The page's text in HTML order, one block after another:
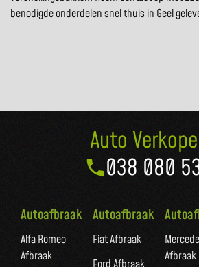
benodigde onderdelen snel thuis in Geel
Auto
038 080
Autoafbraak
Alfa Romeo
Afbraak
Autoafbraak
Fiat Afbraak
Afbraak